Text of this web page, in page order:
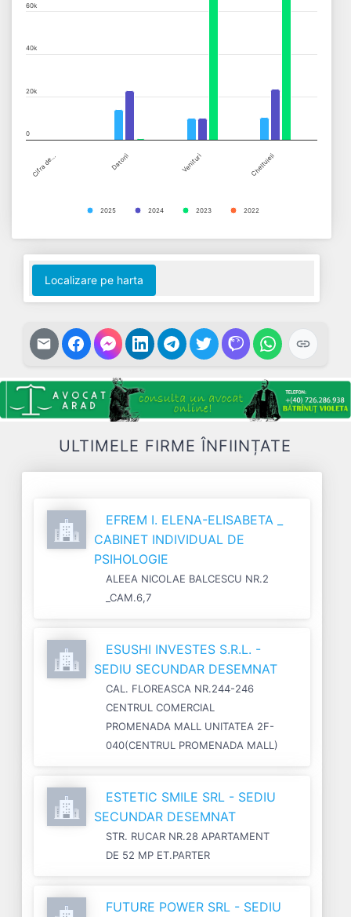
The chart has 1 Y axis displaying values. Data ranges from 0 to
Cifra de… Datorii Venituri Cheltuieli
2025 2024 2023 2022
0
20k
40k
60k
End of interactive chart.
Localizare pe harta
ULTIMELE FIRME ÎNFIINȚATE
EFREM I. ELENA-ELISABETA _
CABINET INDIVIDUAL DE
PSIHOLOGIE
ALEEA NICOLAE BALCESCU NR.2
_CAM.6,7
ESUSHI INVESTES S.R.L. -
SEDIU SECUNDAR DESEMNAT
CAL. FLOREASCA NR.244-246
CENTRUL COMERCIAL
PROMENADA MALL UNITATEA 2F-
040(CENTRUL PROMENADA MALL)
ESTETIC SMILE SRL - SEDIU
SECUNDAR DESEMNAT
STR. RUCAR NR.28 APARTAMENT
DE 52 MP ET.PARTER
FUTURE POWER SRL - SEDIU